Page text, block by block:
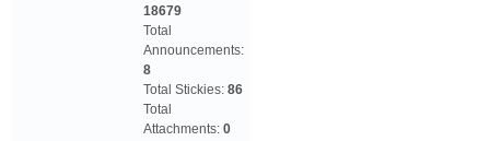
18679
Total
Announcements:
8
Total Stickies: 86
Total
Attachments: 0